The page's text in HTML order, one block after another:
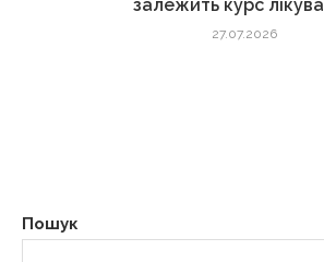
залежить курс
27.07.2026
Пошук